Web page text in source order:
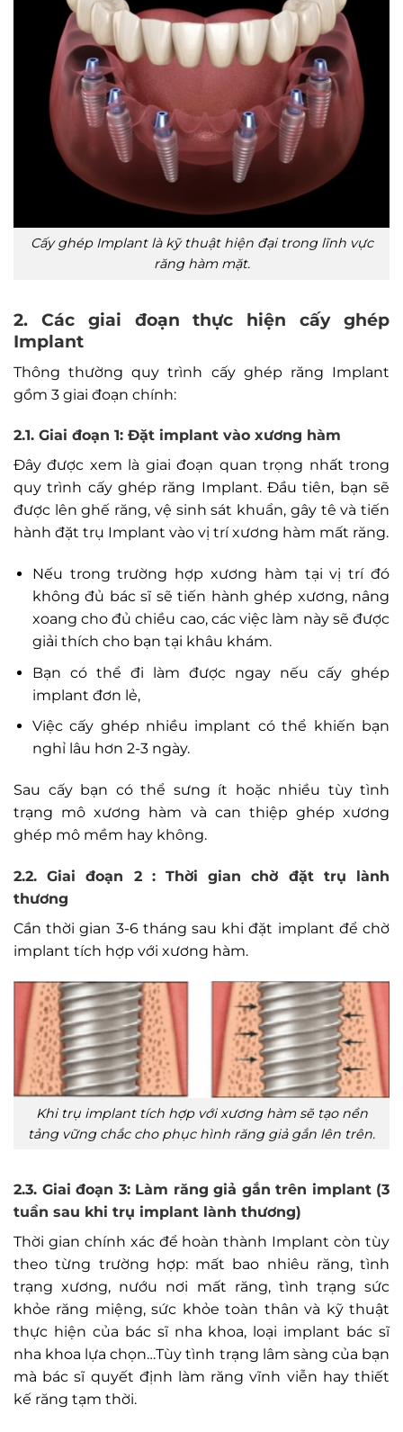
Cấy ghép Implant là kỹ thuật hiện đại trong lĩnh vực
răng hàm mặt.
2. Các giai đoạn thực hiện cấy ghép
Implant
Thông thường quy trình cấy ghép răng Implant
gồm 3 giai đoạn chính:
2.1. Giai đoạn 1: Đặt implant vào xương hàm
Đây được xem là giai đoạn quan trọng nhất trong
quy trình cấy ghép răng Implant. Đầu tiên, bạn sẽ
được lên ghế răng, vệ sinh sát khuẩn, gây tê và tiến
hành đặt trụ Implant vào vị trí xương hàm mất răng.
Nếu trong trường hợp xương hàm tại vị trí đó
không đủ bác sĩ sẽ tiến hành ghép xương, nâng
xoang cho đủ chiều cao, các việc làm này sẽ được
giải thích cho bạn tại khâu khám.
Bạn có thể đi làm được ngay nếu cấy ghép
implant đơn lẻ,
Việc cấy ghép nhiều implant có thể khiến bạn
nghỉ lâu hơn 2-3 ngày.
Sau cấy bạn có thể sưng ít hoặc nhiều tùy tình
trạng mô xương hàm và can thiệp ghép xương
ghép mô mềm hay không.
2.2. Giai đoạn 2 : Thời gian chờ đặt trụ lành
thương
Cần thời gian 3-6 tháng sau khi đặt implant để chờ
implant tích hợp với xương hàm.
Khi trụ implant tích hợp với xương hàm sẽ tạo nền
tảng vững chắc cho phục hình răng giả gắn lên trên.
2.3. Giai đoạn 3: Làm răng giả gắn trên implant (3
tuần sau khi trụ implant lành thương)
Thời gian chính xác để hoàn thành Implant còn tùy
theo từng trường hợp: mất bao nhiêu răng, tình
trạng xương, nướu nơi mất răng, tình trạng sức
khỏe răng miệng, sức khỏe toàn thân và kỹ thuật
thực hiện của bác sĩ nha khoa, loại implant bác sĩ
nha khoa lựa chọn…Tùy tình trạng lâm sàng của bạn
mà bác sĩ quyết định làm răng vĩnh viễn hay thiết
kế răng tạm thời.